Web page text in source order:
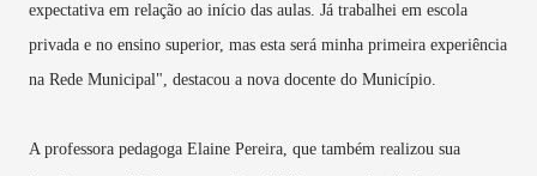
expectativa em relação ao início das aulas. Já trabalhei em escola
privada e no ensino superior, mas esta será minha primeira experiência
na Rede Municipal", destacou a nova docente do Município.
A professora pedagoga Elaine Pereira, que também realizou sua